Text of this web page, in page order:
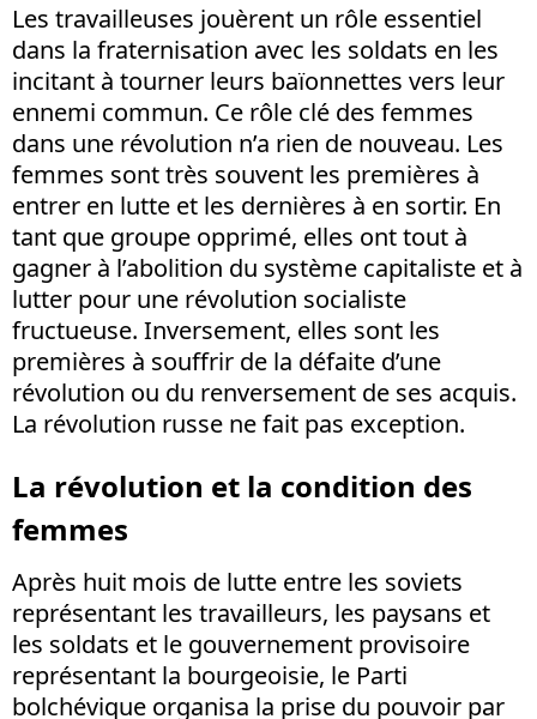
Les travailleuses jouèrent un rôle essentiel
dans la fraternisation avec les soldats en les
incitant à tourner leurs baïonnettes vers leur
ennemi commun. Ce rôle clé des femmes
dans une révolution n’a rien de nouveau. Les
femmes sont très souvent les premières à
entrer en lutte et les dernières à en sortir. En
tant que groupe opprimé, elles ont tout à
gagner à l’abolition du système capitaliste et à
lutter pour une révolution socialiste
fructueuse. Inversement, elles sont les
premières à souffrir de la défaite d’une
révolution ou du renversement de ses acquis.
La révolution russe ne fait pas exception.
La révolution et la condition des
femmes
Après huit mois de lutte entre les soviets
représentant les travailleurs, les paysans et
les soldats et le gouvernement provisoire
représentant la bourgeoisie, le Parti
bolchévique organisa la prise du pouvoir par